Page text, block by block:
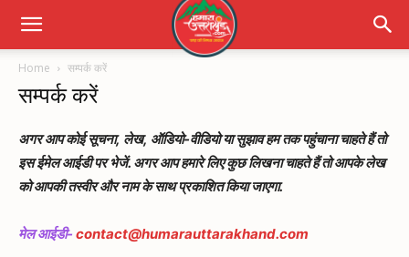
Home सम्पर्क करें
सम्पर्क करें
अगर आप कोई सूचना, लेख, ऑडियो-वीडियो या सुझाव हम तक पहुंचाना चाहते हैं तो
इस ईमेल आईडी पर भेजें. अगर आप हमारे लिए कुछ लिखना चाहते हैं तो आपके लेख
को आपकी तस्वीर और नाम के साथ प्रकाशित किया जाएगा.
मेल आईडी- contact@humarauttarakhand.com